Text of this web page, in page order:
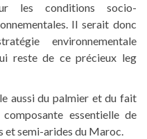
les conditions socio-
Il serait donc
environnementale
reste de ce précieux leg
aussi du palmier et du fait
essentielle de
et semi-arides du Maroc.